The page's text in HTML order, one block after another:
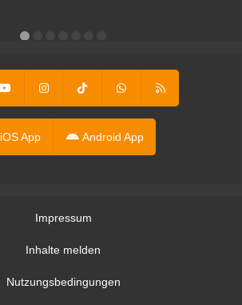
iOS App Android App
Impressum
Inhalte melden
Nutzungsbedingungen